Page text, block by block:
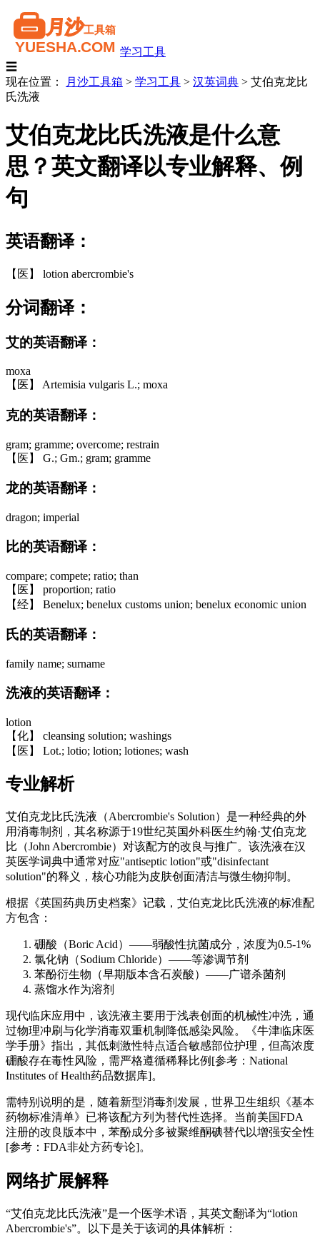
学习工具
☰
现在位置：
月沙工具箱 > 学习工具 > 汉英词典 > 艾伯克龙比
氏洗液
艾伯克龙比氏洗液是什么意
思？英文翻译以专业解释、例
句
英语翻译：
【医】 lotion abercrombie's
分词翻译：
艾的英语翻译：
moxa
【医】 Artemisia vulgaris L.; moxa
克的英语翻译：
gram; gramme; overcome; restrain
【医】 G.; Gm.; gram; gramme
龙的英语翻译：
dragon; imperial
比的英语翻译：
compare; compete; ratio; than
【医】 proportion; ratio
【经】 Benelux; benelux customs union; benelux economic union
氏的英语翻译：
family name; surname
洗液的英语翻译：
lotion
【化】 cleansing solution; washings
【医】 Lot.; lotio; lotion; lotiones; wash
专业解析
艾伯克龙比氏洗液（Abercrombie's Solution）是一种经典的外
用消毒制剂，其名称源于19世纪英国外科医生约翰·艾伯克龙
比（John Abercrombie）对该配方的改良与推广。该洗液在汉
英医学词典中通常对应"antiseptic lotion"或"disinfectant
solution"的释义，核心功能为皮肤创面清洁与微生物抑制。
根据《英国药典历史档案》记载，艾伯克龙比氏洗液的标准配
方包含：
硼酸（Boric Acid）——弱酸性抗菌成分，浓度为0.5-1%
氯化钠（Sodium Chloride）——等渗调节剂
苯酚衍生物（早期版本含石炭酸）——广谱杀菌剂
蒸馏水作为溶剂
现代临床应用中，该洗液主要用于浅表创面的机械性冲洗，通
过物理冲刷与化学消毒双重机制降低感染风险。《牛津临床医
学手册》指出，其低刺激性特点适合敏感部位护理，但高浓度
硼酸存在毒性风险，需严格遵循稀释比例[参考：National
Institutes of Health药品数据库]。
需特别说明的是，随着新型消毒剂发展，世界卫生组织《基本
药物标准清单》已将该配方列为替代性选择。当前美国FDA
注册的改良版本中，苯酚成分多被聚维酮碘替代以增强安全性
[参考：FDA非处方药专论]。
网络扩展解释
“艾伯克龙比氏洗液”是一个医学术语，其英文翻译为“lotion
Abercrombie's”。以下是关于该词的具体解析：